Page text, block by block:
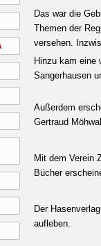
Das war die
Themen der
versehen.
Hinzu kam eine
Sangerhausen
Außerdem
Gertraud
Mit dem Verein
Bücher
Der
aufleben.